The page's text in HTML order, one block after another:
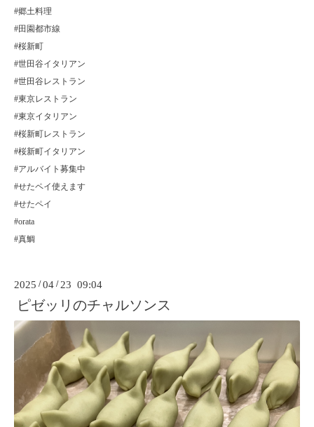
#郷土料理
#田園都市線
#桜新町
#世田谷イタリアン
#世田谷レストラン
#東京レストラン
#東京イタリアン
#桜新町レストラン
#桜新町イタリアン
#アルバイト募集中
#せたペイ使えます
#せたペイ
#orata
#真鯛
2025 /04 / 23 09:04
ピゼッリのチャルソンス